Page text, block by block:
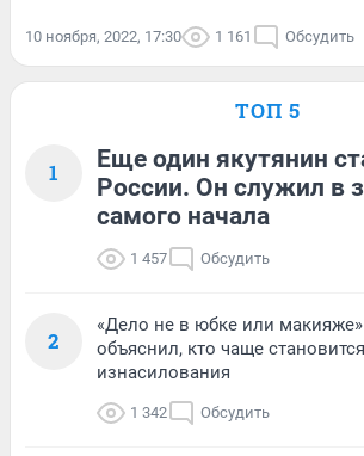
10 ноября, 2022, 17:30 1 161 Обсудить
ТОП 5
1
Еще один якутянин
России. Он служил в
самого начала
1 457 Обсудить
2
«Дело не в юбке или
объяснил, кто чаще
изнасилования
1 342 Обсудить